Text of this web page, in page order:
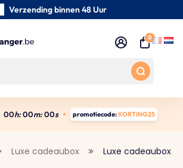
Verzending binnen 48 Uur
Klanten Beoordelingen:
0
00h:00m:00s promotiecode:KORTING25
Luxe cadeaubox Luxe cadeaubox